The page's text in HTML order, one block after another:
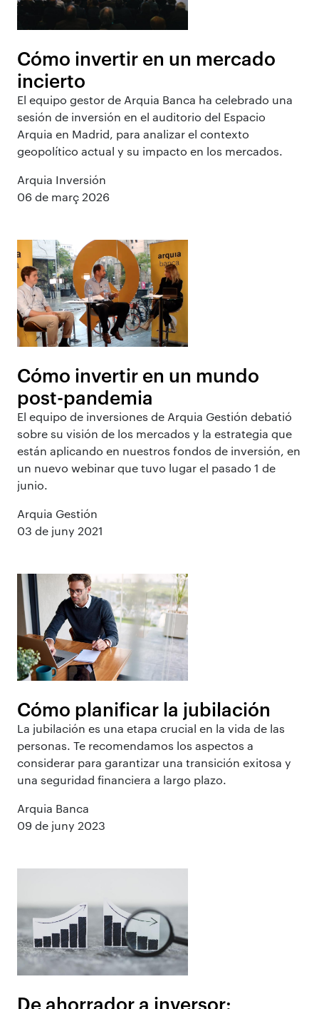
Cómo invertir en un mercado
incierto
El equipo gestor de Arquia Banca ha celebrado una
sesión de inversión en el auditorio del Espacio
Arquia en Madrid, para analizar el contexto
geopolítico actual y su impacto en los mercados.
Arquia Inversión
06 de març 2026
Cómo invertir en un mundo
post-pandemia
El equipo de inversiones de Arquia Gestión debatió
sobre su visión de los mercados y la estrategia que
están aplicando en nuestros fondos de inversión, en
un nuevo webinar que tuvo lugar el pasado 1 de
junio.
Arquia Gestión
03 de juny 2021
Cómo planificar la jubilación
La jubilación es una etapa crucial en la vida de las
personas. Te recomendamos los aspectos a
considerar para garantizar una transición exitosa y
una seguridad financiera a largo plazo.
Arquia Banca
09 de juny 2023
De ahorrador a inversor: